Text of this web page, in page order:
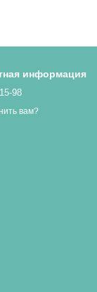
информация
98
вам?